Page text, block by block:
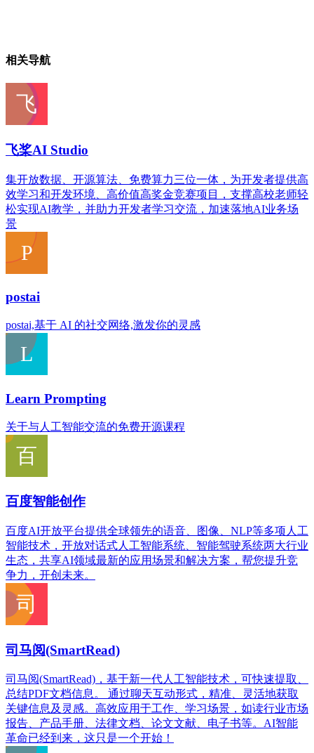
相关导航
飞桨AI Studio
集开放数据、开源算法、免费算力三位一体，为开发者提供高
效学习和开发环境、高价值高奖金竞赛项目，支撑高校老师轻
松实现AI教学，并助力开发者学习交流，加速落地AI业务场
景
postai
postai,基于 AI 的社交网络,激发你的灵感
Learn Prompting
关于与人工智能交流的免费开源课程
百度智能创作
百度AI开放平台提供全球领先的语音、图像、NLP等多项人工
智能技术，开放对话式人工智能系统、智能驾驶系统两大行业
生态，共享AI领域最新的应用场景和解决方案，帮您提升竞
争力，开创未来。
司马阅(SmartRead)
司马阅(SmartRead)，基于新一代人工智能技术，可快速提取、
总结PDF文档信息。 通过聊天互动形式，精准、灵活地获取
关键信息及灵感。高效应用于工作、学习场景，如读行业市场
报告、产品手册、法律文档、论文文献、电子书等。AI智能
革命已经到来，这只是一个开始！